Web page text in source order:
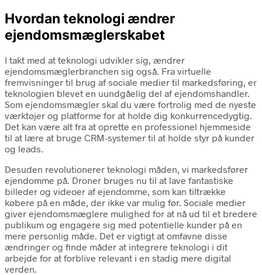
Hvordan teknologi ændrer
ejendomsmæglerskabet
I takt med at teknologi udvikler sig, ændrer
ejendomsmæglerbranchen sig også. Fra virtuelle
fremvisninger til brug af sociale medier til markedsføring, er
teknologien blevet en uundgåelig del af ejendomshandler.
Som ejendomsmægler skal du være fortrolig med de nyeste
værktøjer og platforme for at holde dig konkurrencedygtig.
Det kan være alt fra at oprette en professionel hjemmeside
til at lære at bruge CRM-systemer til at holde styr på kunder
og leads.
Desuden revolutionerer teknologi måden, vi markedsfører
ejendomme på. Droner bruges nu til at lave fantastiske
billeder og videoer af ejendomme, som kan tiltrække
købere på en måde, der ikke var mulig før. Sociale medier
giver ejendomsmæglere mulighed for at nå ud til et bredere
publikum og engagere sig med potentielle kunder på en
mere personlig måde. Det er vigtigt at omfavne disse
ændringer og finde måder at integrere teknologi i dit
arbejde for at forblive relevant i en stadig mere digital
verden.